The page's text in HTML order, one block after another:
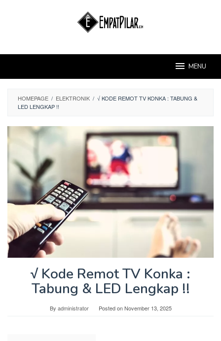
MENU
HOMEPAGE / ELEKTRONIK / √ KODE REMOT TV KONKA : TABUNG &
LED LENGKAP !!
√ Kode Remot TV Konka :
Tabung & LED Lengkap !!
By administrator Posted onNovember 13, 2025